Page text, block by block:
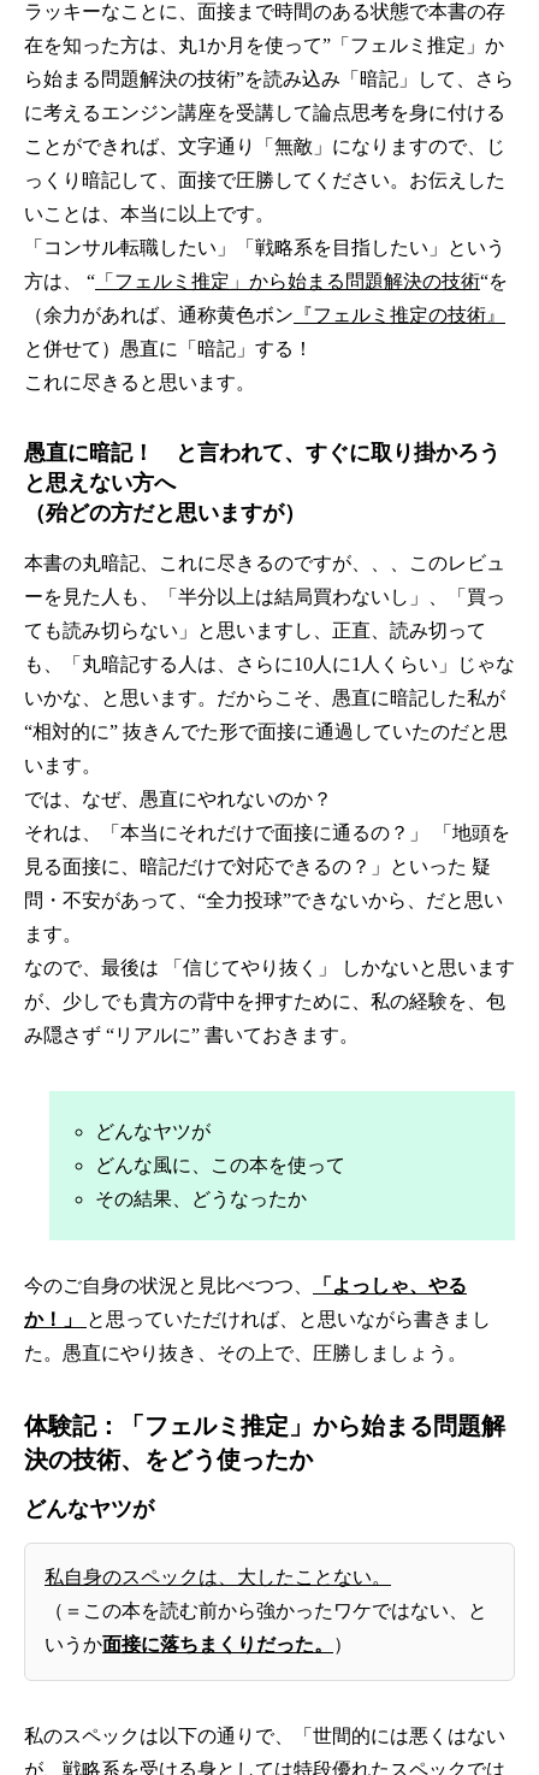
ラッキーなことに、面接まで時間のある状態で本書の存
在を知った方は、丸1か月を使って”「フェルミ推定」か
ら始まる問題解決の技術”を読み込み「暗記」して、さら
に考えるエンジン講座を受講して論点思考を身に付ける
ことができれば、文字通り「無敵」になりますので、じ
っくり暗記して、面接で圧勝してください。お伝えした
いことは、本当に以上です。
「コンサル転職したい」「戦略系を目指したい」という
方は、 “ 「フェルミ推定」から始まる問題解決の技術“を
（余力があれば、通称黄色ボン 『フェルミ推定の技術』
と併せて）愚直に「暗記」する！
これに尽きると思います。
愚直に暗記！ と言われて、すぐに取り掛かろう
と思えない方へ
（殆どの方だと思いますが）
本書の丸暗記、これに尽きるのですが、、、このレビュ
ーを見た人も、「半分以上は結局買わないし」、「買っ
ても読み切らない」と思いますし、正直、読み切って
も、「丸暗記する人は、さらに10人に1人くらい」じゃな
いかな、と思います。だからこそ、愚直に暗記した私が
“相対的に” 抜きんでた形で面接に通過していたのだと思
います。
では、なぜ、愚直にやれないのか？
それは、「本当にそれだけで面接に通るの？」 「地頭を
見る面接に、暗記だけで対応できるの？」といった 疑
問・不安があって、“全力投球”できないから、だと思い
ます。
なので、最後は 「信じてやり抜く」 しかないと思います
が、少しでも貴方の背中を押すために、私の経験を、包
み隠さず “リアルに” 書いておきます。
どんなヤツが
どんな風に、この本を使って
その結果、どうなったか
今のご自身の状況と見比べつつ、
「よっしゃ、やる
か！」
と思っていただければ、と思いながら書きまし
た。愚直にやり抜き、その上で、圧勝しましょう。
体験記：「フェルミ推定」から始まる問題解
決の技術、をどう使ったか
どんなヤツが
私自身のスペックは、大したことない。
（＝この本を読む前から強かったワケではない、と
いうか面接に落ちまくりだった。 ）
私のスペックは以下の通りで、「世間的には悪くはない
が、戦略系を受ける身としては特段優れたスペックでは